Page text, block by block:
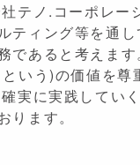
テノ.コーポレ
ティング等を通
あると考えます
いう)の価値を
実に実践してい
ります。